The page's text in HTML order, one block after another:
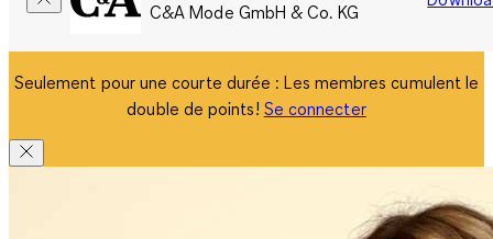
C&A Mode GmbH & Co. KG
Seulement pour une courte durée : Les membres cumulent le
double de points! Se connecter